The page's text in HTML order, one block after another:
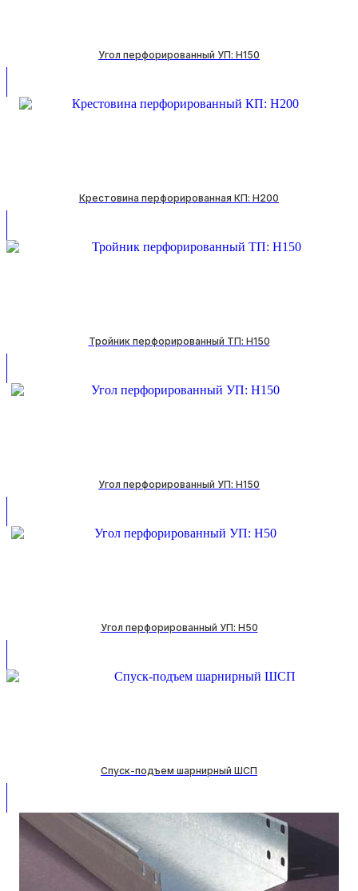
Угол перфорированный УП: H150
Крестовина перфорированная КП: H200
Тройник перфорированный ТП: H150
Угол перфорированный УП: H150
Угол перфорированный УП: H50
Спуск-подъем шарнирный ШСП